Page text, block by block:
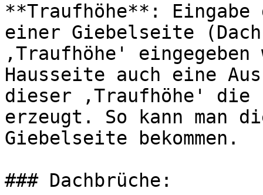
**Traufhöhe**:
einer Giebelseite
‚Traufhöhe' eingegeben
Hausseite auch eine
dieser ‚Traufhöhe' die
erzeugt. So kann man
Giebelseite bekommen.
### Dachbrüche: